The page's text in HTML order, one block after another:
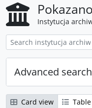
Instytucja
Advanced
Card view